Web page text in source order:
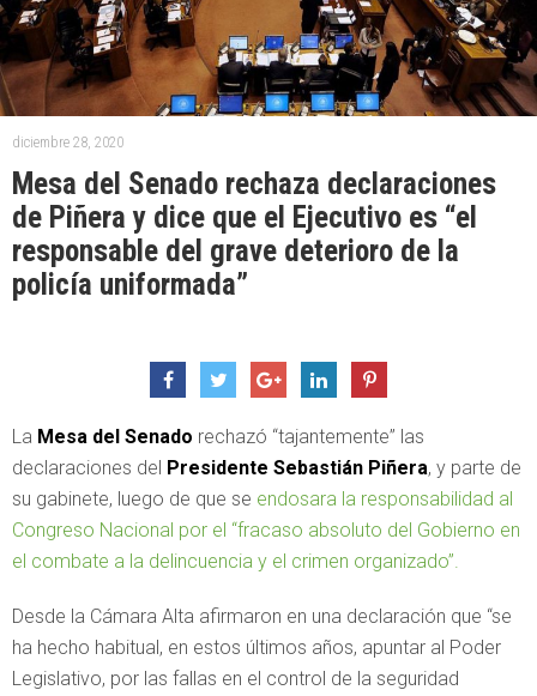
diciembre 28, 2020
Mesa del Senado rechaza declaraciones
de Piñera y dice que el Ejecutivo es “el
responsable del grave deterioro de la
policía uniformada”
La Mesa del Senado rechazó “tajantemente” las
declaraciones del Presidente Sebastián Piñera, y parte de
su gabinete, luego de que se endosara la responsabilidad al
Congreso Nacional por el “fracaso absoluto del Gobierno en
el combate a la delincuencia y el crimen organizado”.
Desde la Cámara Alta afirmaron en una declaración que “se
ha hecho habitual, en estos últimos años, apuntar al Poder
Legislativo, por las fallas en el control de la seguridad